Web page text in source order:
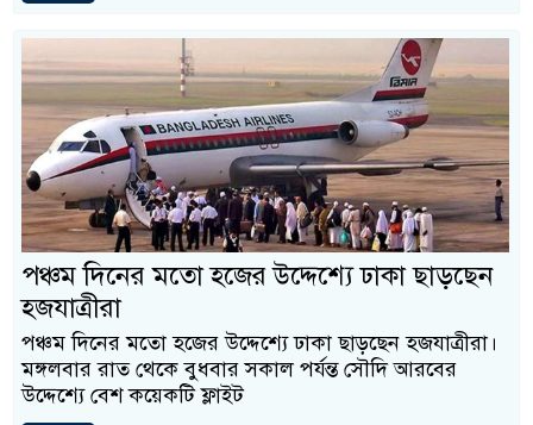
পঞ্চম দিনের মতো হজের উদ্দেশ্যে ঢাকা ছাড়ছেন
হজযাত্রীরা
পঞ্চম দিনের মতো হজের উদ্দেশ্যে ঢাকা ছাড়ছেন হজযাত্রীরা।
মঙ্গলবার রাত থেকে বুধবার সকাল পর্যন্ত সৌদি আরবের
উদ্দেশ্যে বেশ কয়েকটি ফ্লাইট